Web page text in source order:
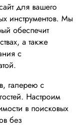
для вашего
инструментов. Мы
обеспечит
а также
с
галерею с
Настроим
в поисковых
без